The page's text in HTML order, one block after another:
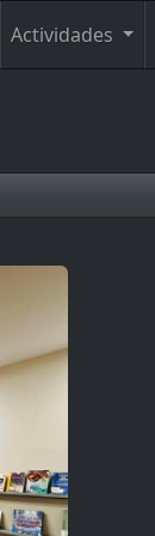
Actividades